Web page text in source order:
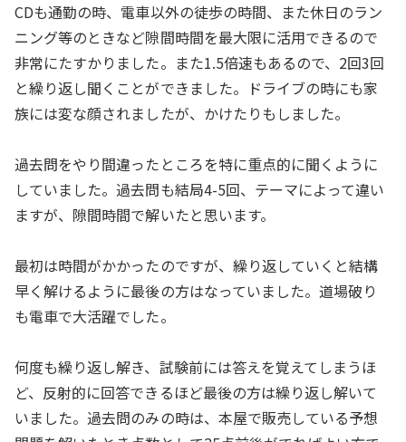
CDも通勤の時、電車以外の徒歩の時間、また休日のラン
ニング等のときなど隙間時間を最大限に活用できるので
非常にたすかりました。また1.5倍速もあるので、2回3回
と繰り返し聞くことができました。ドライブの時にも家
族には変な顔されましたが、かけたりもしました。
過去問をやり間違ったところを特に重点的に聞くように
していました。過去問も結局4-5回、テーマによって違い
ますが、隙間時間で解いたと思います。
最初は時間がかかったのですが、繰り返していくと結構
早く解けるように最後の方はなっていました。道場破り
も電車で大活躍でした。
何度も繰り返し解き、試験前には答えを覚えてしまうほ
ど、反射的に回答できるほど最後の方は繰り返し解いて
いました。過去問のみの時は、本屋で販売している予想